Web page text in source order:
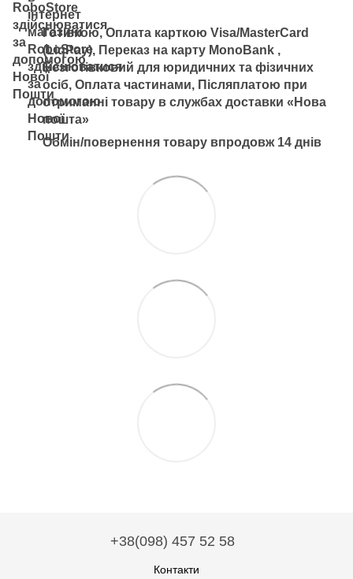
Готівкою, Оплата карткою Visa/MasterCard
(LiqPay), Переказ на карту MonoBank ,
Безготівковий для юридичних та фізичних
осіб, Оплата частинами, Післяплатою при
отриманні товару в службах доставки «Нова
пошта»
Обмін/повернення товару впродовж 14 днів
+38(098) 457 52 58
Контакти